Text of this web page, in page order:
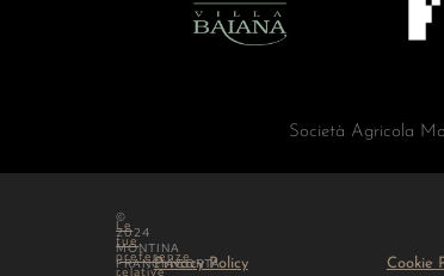
Società Agricola
©
2024
MONTINA
FRANCIACORTA
Le
tue
preferenze
relative
Privacy Policy Cookie